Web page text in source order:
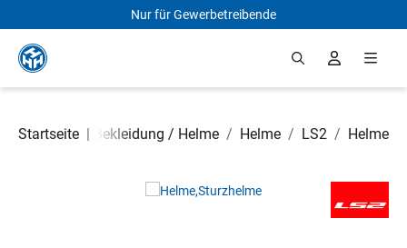
Zum Hauptinhalt springen
Nur für Gewerbetreibende
Startseite |
Rollerteile Bekleidung / Helme / Helme / LS2 / Helme
Bildergalerie überspringen